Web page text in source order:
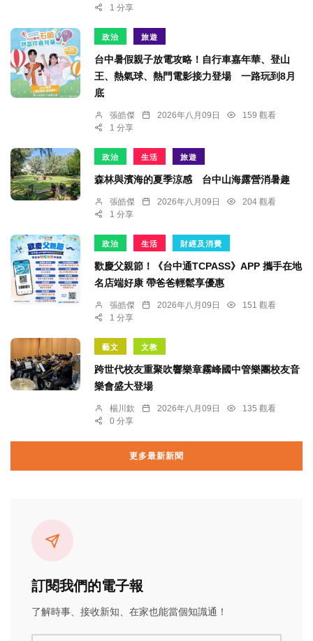
1 分享
政治 旅遊
台中暑假親子放電攻略！自行車嘉年華、登山
王、熱氣球、熱門電影接力登場 一路玩到8月
底
張皓傑 2026年八月09日
159 觀看
1 分享
政治 生活 旅遊
森林與濱海的夏季涼感 台中山海露營消暑趣
張皓傑 2026年八月09日
204 觀看
1 分享
政治 生活 財經及消費
歡慶父親節！《台中通TCPASS》APP 攜手在地
名店端好康 帶爸爸輕鬆享優惠
張皓傑 2026年八月09日
151 觀看
1 分享
藝文 文教
跨世代校友重聚吹響樂章霧峰國中管樂團校友音
樂會盛大登場
楊川欽 2026年八月09日
135 觀看
0 分享
更多最新新聞
訂閱我們的電子報
了解時事、接收新知、在家也能當個知識通！